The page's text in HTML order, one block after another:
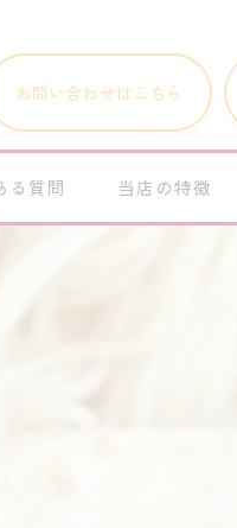
お問い合わせはこちら
る質問 当店の特徴